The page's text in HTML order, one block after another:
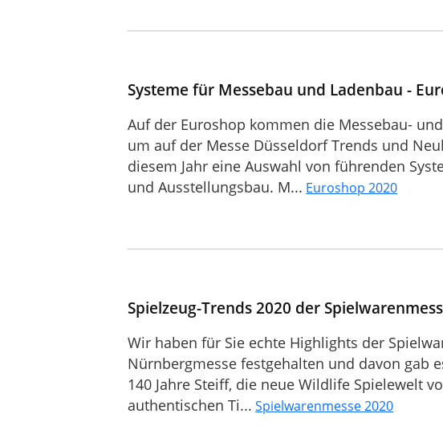
Systeme für Messebau und Ladenbau -
Auf der Euroshop kommen die Messebau-
um auf der Messe Düsseldorf Trends und
diesem Jahr eine Auswahl von führenden
und Ausstellungsbau. M... Euroshop 2020
Spielzeug-Trends 2020 der
Wir haben für Sie echte Highlights der
Nürnbergmesse festgehalten und davon gab
140 Jahre Steiff, die neue Wildlife Spielewelt
authentischen Ti... Spielwarenmesse 2020